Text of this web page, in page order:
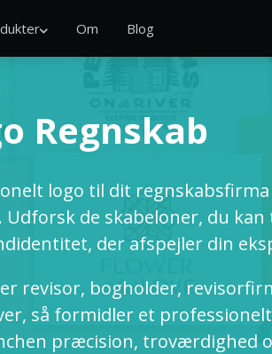
Om Blog
Regnskab
logo til dit
de skabeloner, du kan
der afspejler din
revisor, bogholder,
så formidler et
præcision, troværdighed